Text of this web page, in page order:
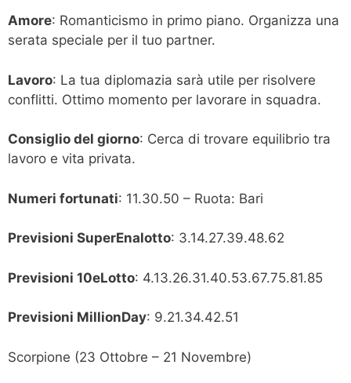
Amore: Romanticismo in primo piano. Organizza una
serata speciale per il tuo partner.
Lavoro: La tua diplomazia sarà utile per risolvere
conflitti. Ottimo momento per lavorare in squadra.
Consiglio del giorno: Cerca di trovare equilibrio tra
lavoro e vita privata.
Numeri fortunati: 11.30.50 – Ruota: Bari
Previsioni SuperEnalotto: 3.14.27.39.48.62
Previsioni 10eLotto: 4.13.26.31.40.53.67.75.81.85
Previsioni MillionDay: 9.21.34.42.51
Scorpione (23 Ottobre – 21 Novembre)